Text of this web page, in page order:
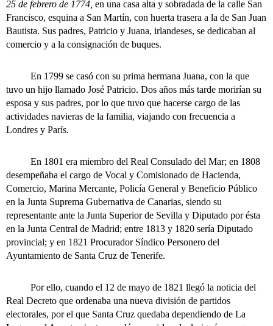
25 de febrero de 1774, en una casa alta y sobradada de la calle San
Francisco, esquina a San Martín, con huerta trasera a la de San Juan
Bautista. Sus padres, Patricio y Juana, irlandeses, se dedicaban al
comercio y a la consignación de buques.
En 1799 se casó con su prima hermana Juana, con la que
tuvo un hijo llamado José Patricio. Dos años más tarde morirían su
esposa y sus padres, por lo que tuvo que hacerse cargo de las
actividades navieras de la familia, viajando con frecuencia a
Londres y París.
En 1801 era miembro del Real Consulado del Mar; en 1808
desempeñaba el cargo de Vocal y Comisionado de Hacienda,
Comercio, Marina Mercante, Policía General y Beneficio Público
en la Junta Suprema Gubernativa de Canarias, siendo su
representante ante la Junta Superior de Sevilla y Diputado por ésta
en la Junta Central de Madrid; entre 1813 y 1820 sería Diputado
provincial; y en 1821 Procurador Síndico Personero del
Ayuntamiento de Santa Cruz de Tenerife.
Por ello, cuando el 12 de mayo de 1821 llegó la noticia del
Real Decreto que ordenaba una nueva división de partidos
electorales, por el que Santa Cruz quedaba dependiendo de La